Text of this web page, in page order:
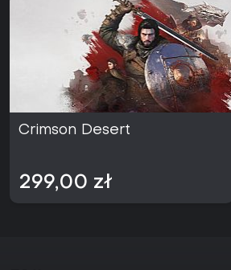
Crimson Desert
299,00 zł